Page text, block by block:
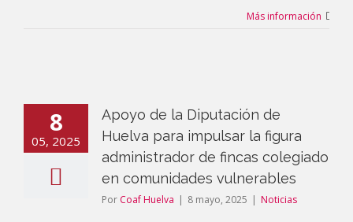
Más información
8
05, 2025
Apoyo de la Diputación de
Huelva para impulsar la figura
administrador de fincas colegiado
en comunidades vulnerables
Por Coaf Huelva | 8 mayo, 2025 | Noticias